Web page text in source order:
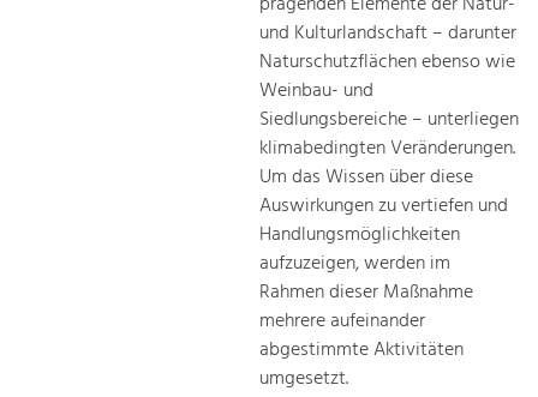
und Kulturlandschaft – darunter
Naturschutzflächen ebenso wie
Weinbau- und
Siedlungsbereiche – unterliegen
klimabedingten Veränderungen.
Um das Wissen über diese
Auswirkungen zu vertiefen und
Handlungsmöglichkeiten
aufzuzeigen, werden im
Rahmen dieser Maßnahme
mehrere aufeinander
abgestimmte Aktivitäten
umgesetzt.